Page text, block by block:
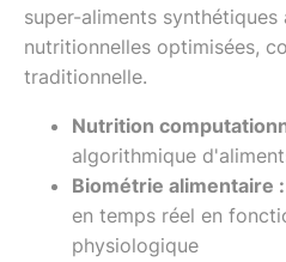
super-aliments
nutritionnelles optimisées,
traditionnelle.
Nutrition
algorithmique
Biométrie alimentaire :
en temps réel en
physiologique